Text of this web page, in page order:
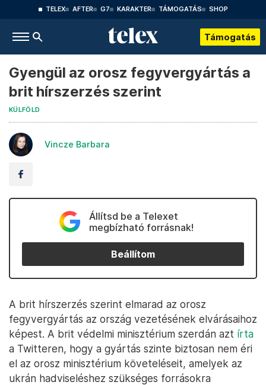
TELEX AFTER G7 KARAKTER TÁMOGATÁS SHOP
Támogatás
Gyengül az orosz fegyvergyártás a
brit hírszerzés szerint
KÜLFÖLD
Vincze Barbara
Állítsd be a Telexet
megbízható forrásnak!
Beállítom
A brit hírszerzés szerint elmarad az orosz
fegyvergyártás az ország vezetésének elvárásaihoz
képest. A brit védelmi minisztérium szerdán azt írta
a Twitteren, hogy a gyártás szinte biztosan nem éri
el az orosz minisztérium követeléseit, amelyek az
ukrán hadviseléshez szükséges forrásokra